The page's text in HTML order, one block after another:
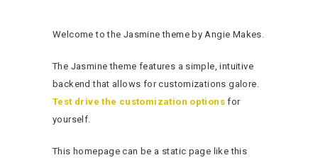
Welcome to the Jasmine theme by Angie Makes.
The Jasmine theme features a simple, intuitive
backend that allows for customizations galore.
Test drive the customization options for
yourself.
This homepage can be a static page like this